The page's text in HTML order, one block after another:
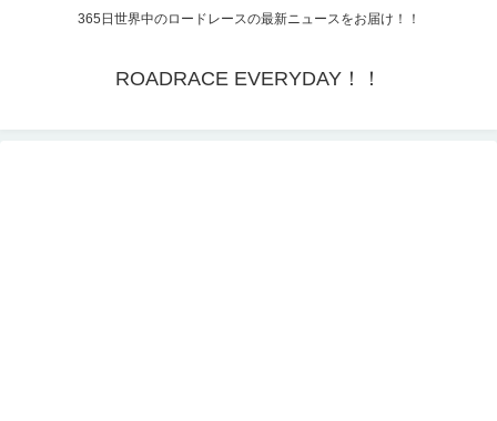
365日世界中のロードレースの最新ニュースをお届け！！
ROADRACE EVERYDAY！！